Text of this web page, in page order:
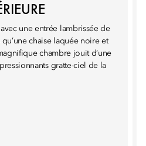
une entrée lambrissée de
chaise laquée noire et
chambre jouit d’une
gratte-ciel de la